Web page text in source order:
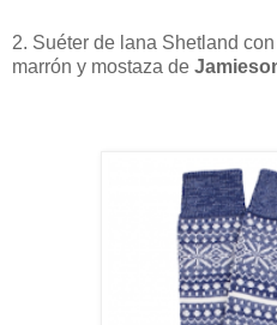
2. Suéter de lana Shetland
marrón y mostaza de